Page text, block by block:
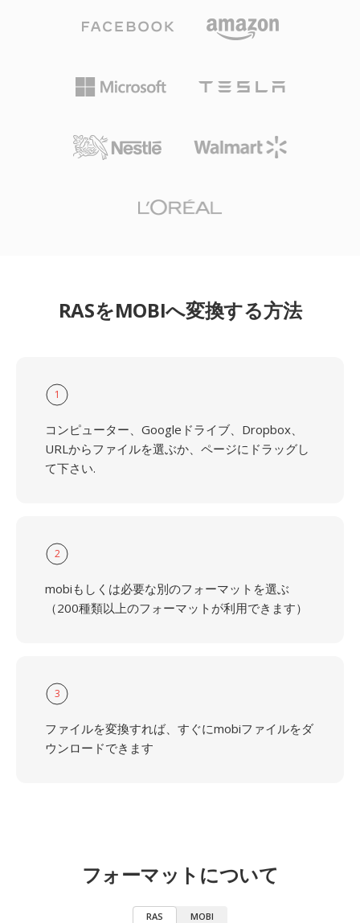
RASをMOBIへ変換する方法
1
コンピューター、Googleドライブ、Dropbox、
URLからファイルを選ぶか、ページにドラッグし
て下さい.
2
mobiもしくは必要な別のフォーマットを選ぶ
（200種類以上のフォーマットが利用できます）
3
ファイルを変換すれば、すぐにmobiファイルをダ
ウンロードできます
フォーマットについて
RAS MOBI